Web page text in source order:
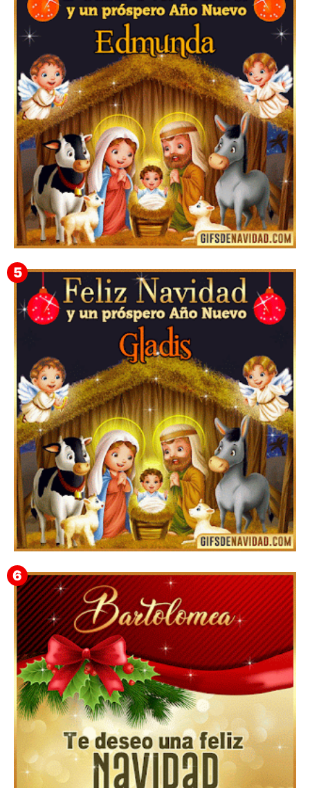
Te deseo una Feliz Navidad Barsimea
Feliz Navidad y próspero Año Nuevo Edmunda
Feliz Navidad y próspero Año Nuevo Gladis